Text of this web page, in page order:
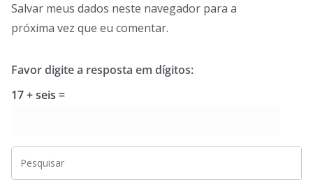
Salvar meus dados neste navegador para a
próxima vez que eu comentar.
Favor digite a resposta em dígitos:
17 + seis =